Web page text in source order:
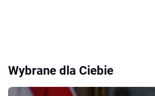
Wybrane dla Ciebie